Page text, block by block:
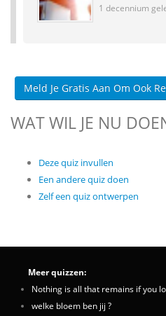
1 decennium
Meld Je Gratis Aan Om Ook
WAT WIL JE NU
Deze quiz invullen
Een andere quiz doen
Zelf een quiz ontwerpen
Meer quizzen:
Nothing is all that remains if you
welke bloem ben jij ?